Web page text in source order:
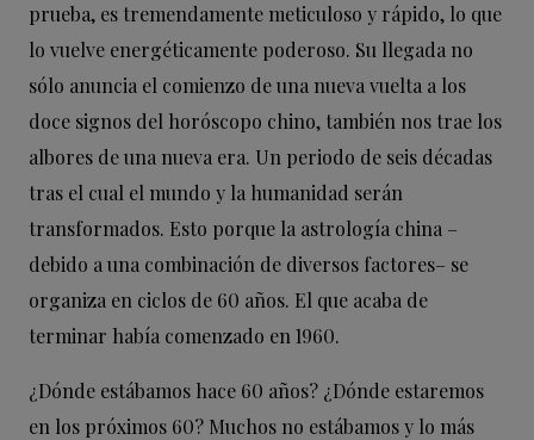
prueba, es tremendamente meticuloso y rápido, lo que
lo vuelve energéticamente poderoso. Su llegada no
sólo anuncia el comienzo de una nueva vuelta a los
doce signos del horóscopo chino, también nos trae los
albores de una nueva era. Un periodo de seis décadas
tras el cual el mundo y la humanidad serán
transformados. Esto porque la astrología china –
debido a una combinación de diversos factores– se
organiza en ciclos de 60 años. El que acaba de
terminar había comenzado en 1960.
¿Dónde estábamos hace 60 años? ¿Dónde estaremos
en los próximos 60? Muchos no estábamos y lo más